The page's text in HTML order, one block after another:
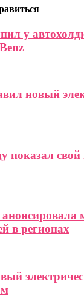
у
новый
показал
в регионах